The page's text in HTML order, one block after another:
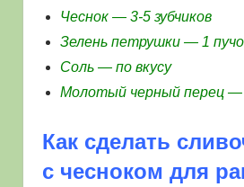
Чеснок — 3-5 зубчиков
Зелень петрушки — 1
Соль — по вкусу
Молотый черный перец —
Как сделать
с чесноком для